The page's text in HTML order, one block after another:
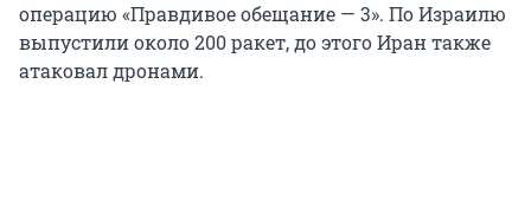
операцию «Правдивое обещание — 3». По Израилю
выпустили около 200 ракет, до этого Иран также
атаковал дронами.